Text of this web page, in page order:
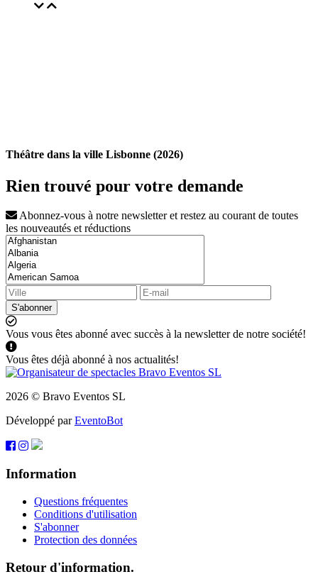
Théâtre dans la ville Lisbonne (2026)
Rien trouvé pour votre demande
Abonnez-vous à notre newsletter et restez au courant de toutes
les nouveautés et réductions
S'abonner
Vous vous êtes abonné avec succès à la newsletter de notre société!
Vous êtes déjà abonné à nos actualités!
2026 © Bravo Eventos SL
Développé parEventoBot
Information
Questions fréquentes
Conditions d'utilisation
S'abonner
Protection des données
Retour d'information.